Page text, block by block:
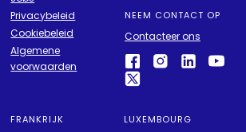
Privacybeleid
Cookiebeleid
Algemene
voorwaarden
NEEM CONTACT OP
Contacteer ons
FRANKRIJK LUXEMBOURG